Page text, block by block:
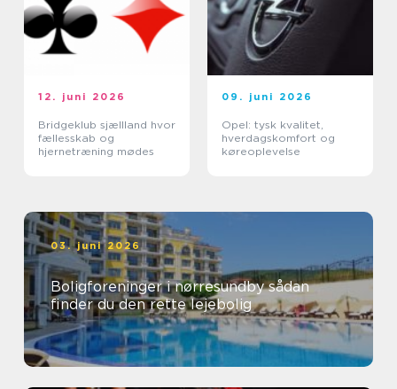
12. juni 2026
Bridgeklub sjællland hvor
fællesskab og
hjernetræning mødes
09. juni 2026
Opel: tysk kvalitet,
hverdagskomfort og
køreoplevelse
03. juni 2026
Boligforeninger i nørresundby sådan
finder du den rette lejebolig